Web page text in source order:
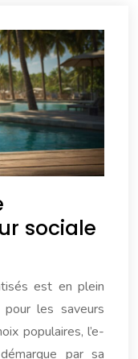
sociale
est en plein
les saveurs
populaires, l’e-
par sa